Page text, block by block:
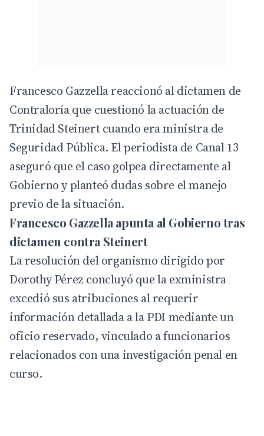
Francesco Gazzella reaccionó al dictamen de
Contraloría que cuestionó la actuación de
Trinidad Steinert cuando era ministra de
Seguridad Pública. El periodista de Canal 13
aseguró que el caso golpea directamente al
Gobiernoy planteó dudas sobre el manejo
previo de la situación.
Francesco Gazzella apunta al Gobierno tras
dictamen contra Steinert
La resolución del organismo dirigido por
Dorothy Pérez concluyó que la exministra
excedió sus atribuciones al requerir
información detallada a la PDI mediante un
oficio reservado, vinculado a funcionarios
relacionados con una investigación penal en
curso.